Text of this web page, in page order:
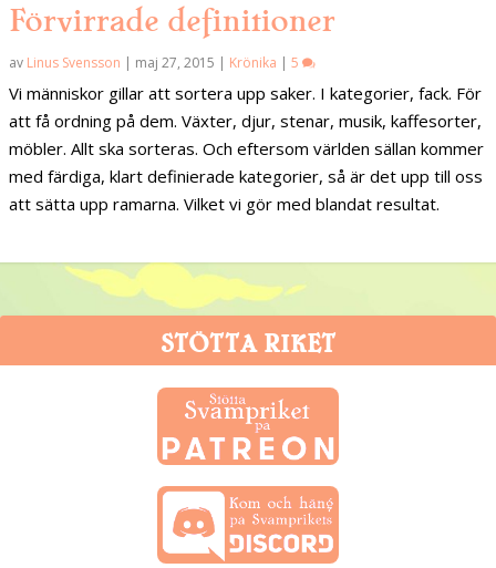
Förvirrade definitioner
av Linus Svensson | maj 27, 2015 | Krönika | 5
Vi människor gillar att sortera upp saker. I kategorier, fack. För
att få ordning på dem. Växter, djur, stenar, musik, kaffesorter,
möbler. Allt ska sorteras. Och eftersom världen sällan kommer
med färdiga, klart definierade kategorier, så är det upp till oss
att sätta upp ramarna. Vilket vi gör med blandat resultat.
STÖTTA RIKET